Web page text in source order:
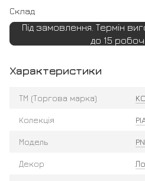
Склад
Під замовлення. Термін
до 15
Характеристики
ТМ (Торгова марка)
Колекція
Модель
Декор